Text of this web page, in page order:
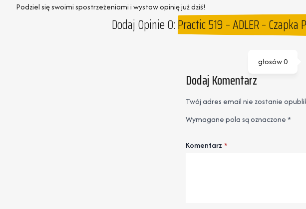
Podziel się swoimi spostrzeżeniami i wystaw opinię już dziś!
Dodaj Opinie O:Practic 519 – ADLER –
głosów0
Dodaj Komentarz
Twój adres email nie zostanie
Wymagane pola są oznaczone*
Komentarz *